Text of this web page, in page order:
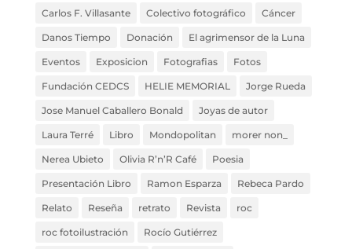
Carlos F. Villasante Colectivo fotográfico Cáncer
Danos Tiempo Donación El agrimensor de la Luna
Eventos Exposicion Fotografias Fotos
Fundación CEDCS HELIE MEMORIAL Jorge Rueda
Jose Manuel Caballero Bonald Joyas de autor
Laura Terré Libro Mondopolitan morer non_
Nerea Ubieto Olivia R’n’R Café Poesia
Presentación Libro Ramon Esparza Rebeca Pardo
Relato Reseña retrato Revista roc
roc fotoilustración Rocío Gutiérrez